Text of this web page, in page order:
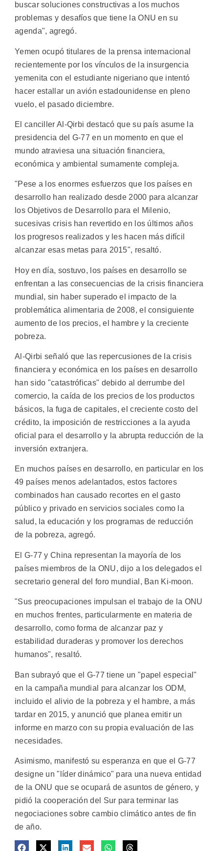
buscar soluciones constructivas a los muchos
problemas y desafíos que tiene la ONU en su
agenda", agregó.
Yemen ocupó titulares de la prensa internacional
recientemente por los vínculos de la insurgencia
yemenita con el estudiante nigeriano que intentó
hacer estallar un avión estadounidense en pleno
vuelo, el pasado diciembre.
El canciller Al-Qirbi destacó que su país asume la
presidencia del G-77 en un momento en que el
mundo atraviesa una situación financiera,
económica y ambiental sumamente compleja.
"Pese a los enormes esfuerzos que los países en
desarrollo han realizado desde 2000 para alcanzar
los Objetivos de Desarrollo para el Milenio,
sucesivas crisis han revertido en los últimos años
los progresos realizados y les hacen más difícil
alcanzar esas metas para 2015", resaltó.
Hoy en día, sostuvo, los países en desarrollo se
enfrentan a las consecuencias de la crisis financiera
mundial, sin haber superado el impacto de la
problemática alimentaria de 2008, el consiguiente
aumento de los precios, el hambre y la creciente
pobreza.
Al-Qirbi señaló que las repercusiones de la crisis
financiera y económica en los países en desarrollo
han sido "catastróficas" debido al derrumbe del
comercio, la caída de los precios de los productos
básicos, la fuga de capitales, el creciente costo del
crédito, la imposición de restricciones a la ayuda
oficial para el desarrollo y la abrupta reducción de la
inversión extranjera.
En muchos países en desarrollo, en particular en los
49 países menos adelantados, estos factores
combinados han causado recortes en el gasto
público y privado en servicios sociales como la
salud, la educación y los programas de reducción
de la pobreza, agregó.
El G-77 y China representan la mayoría de los
países miembros de la ONU, dijo a los delegados el
secretario general del foro mundial, Ban Ki-moon.
"Sus preocupaciones impulsan el trabajo de la ONU
en muchos frentes, particularmente en materia de
desarrollo, como forma de alcanzar paz y
estabilidad duraderas y promover los derechos
humanos", resaltó.
Ban subrayó que el G-77 tiene un "papel especial"
en la campaña mundial para alcanzar los ODM,
incluido el alivio de la pobreza y el hambre, a más
tardar en 2015, y anunció que planea emitir un
informe en marzo con su propia evaluación de las
necesidades.
Asimismo, manifestó su esperanza en que el G-77
designe un "líder dinámico" para una nueva entidad
de la ONU que se ocupará de asuntos de género, y
pidió la cooperación del Sur para terminar las
negociaciones sobre cambio climático antes de fin
de año.